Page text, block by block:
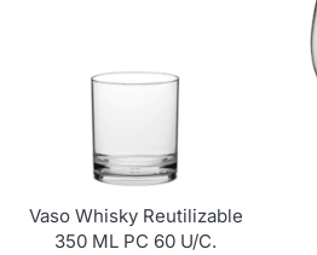
Vaso Whisky Reutilizable
350 ML PC 60 U/c.